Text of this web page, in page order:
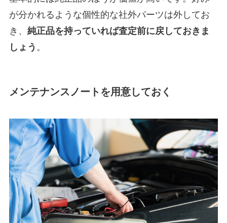
が分かれるような個性的な社外パーツは外してお
き、 純正品を持っていれば査定前に戻しておきま
しょう 。
メンテナンスノートを用意しておく